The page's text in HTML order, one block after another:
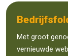
Met groot
vernieuwde